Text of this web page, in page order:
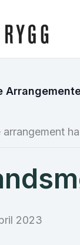
arrangement
2023